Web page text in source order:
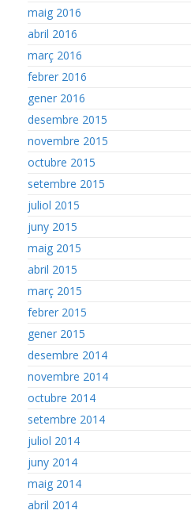
maig 2016
abril 2016
març 2016
febrer 2016
gener 2016
desembre 2015
novembre 2015
octubre 2015
setembre 2015
juliol 2015
juny 2015
maig 2015
abril 2015
març 2015
febrer 2015
gener 2015
desembre 2014
novembre 2014
octubre 2014
setembre 2014
juliol 2014
juny 2014
maig 2014
abril 2014